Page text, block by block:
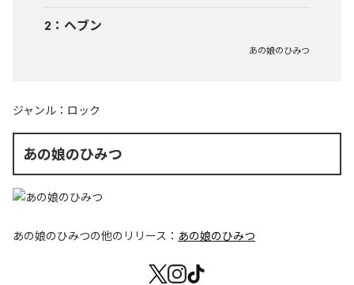
2 ： ヘブン
あの娘のひみつ
ジャンル： ロック
あの娘のひみつ
あの娘のひみつの他のリリース： あの娘のひみつ